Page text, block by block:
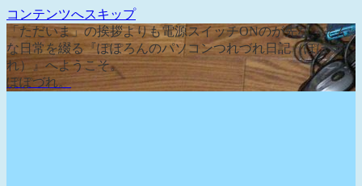
コンテンツへスキップ
「ただいま」の挨拶よりも電源スイッチONのが先な、そん
な日常を綴る『ぽぽろんのパソコンつれづれ日記（ぽぽづ
れ）』へようこそ。
ぽぽづれ。